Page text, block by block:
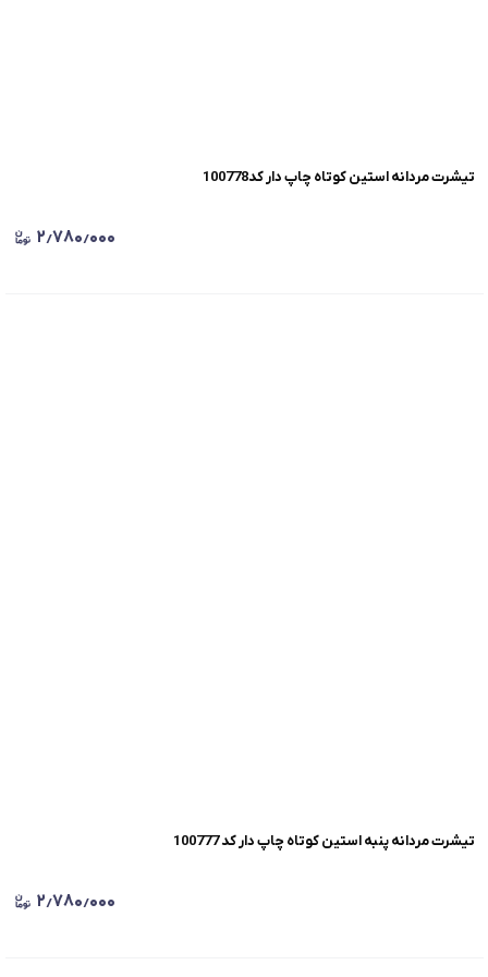
تیشرت مردانه استین کوتاه چاپ دار کد100778
۲٫۷۸۰٫۰۰۰
تیشرت مردانه پنبه استین کوتاه چاپ دار کد 100777
۲٫۷۸۰٫۰۰۰